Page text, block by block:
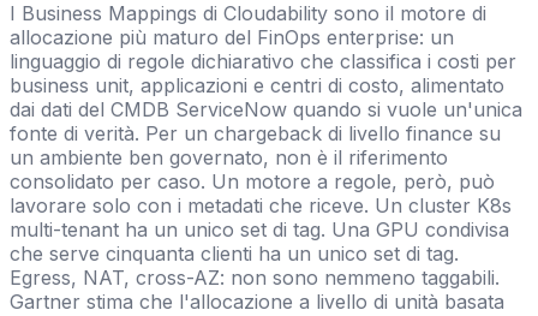
I Business Mappings di Cloudability sono il motore di
allocazione più maturo del FinOps enterprise: un
linguaggio di regole dichiarativo che classifica i costi per
business unit, applicazioni e centri di costo, alimentato
dai dati del CMDB ServiceNow quando si vuole un'unica
fonte di verità. Per un chargeback di livello finance su
un ambiente ben governato, non è il riferimento
consolidato per caso. Un motore a regole, però, può
lavorare solo con i metadati che riceve. Un cluster K8s
multi-tenant ha un unico set di tag. Una GPU condivisa
che serve cinquanta clienti ha un unico set di tag.
Egress, NAT, cross-AZ: non sono nemmeno taggabili.
Gartner stima che l'allocazione a livello di unità basata